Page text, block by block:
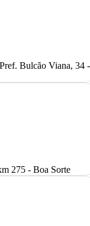
Bulcão Viana, 34 -
275 - Boa Sorte